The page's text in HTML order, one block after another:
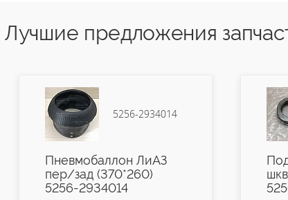
Лучшие предложения
5256-2934014
Пневмобаллон ЛиАЗ
пер/зад (370*260)
5256-2934014